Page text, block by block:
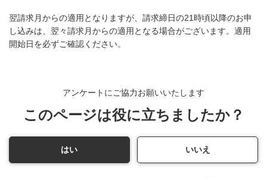
翌請求月からの適用となりますが、請求締日の21時頃以降のお申
し込みは、翌々請求月からの適用となる場合がございます。適用
開始日を必ずご確認ください。
アンケートにご協力お願いいたします
このページは役に立ちましたか？
はい いいえ